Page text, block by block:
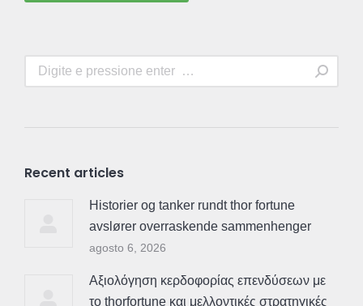
Search:
Recent articles
Historier og tanker rundt thor fortune
avslører overraskende sammenhenger
agosto 6, 2026
Αξιολόγηση κερδοφορίας επενδύσεων με
το thorfortune και μελλοντικές στρατηγικές